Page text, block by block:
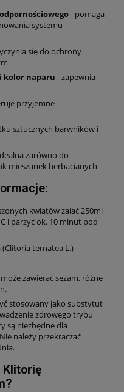
- pomaga
systemu
się do ochrony
kolor naparu - zapewnia
przyjemne
sztucznych barwników i
zarówno do
mieszanek herbacianych
kwiatów zalać 250ml
i parzyć ok. 10 minut pod
ternatea L.)
zawierać sezam, różne
stosowany jako substytut
zdrowego trybu
są niezbędne dla
należy przekraczać
Klitorię